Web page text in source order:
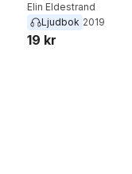
Elin Eldestrand
Ljudbok 2019
19 kr